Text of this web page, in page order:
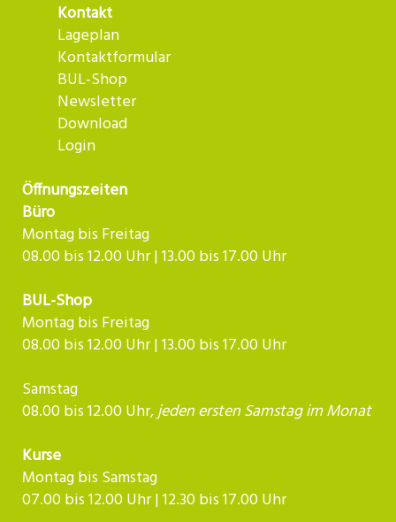
Kontakt
Lageplan
Kontaktformular
BUL-Shop
Newsletter
Download
Login
Öffnungszeiten
Büro
Montag bis Freitag
08.00 bis 12.00 Uhr | 13.00 bis 17.00 Uhr
BUL-Shop
Montag bis Freitag
08.00 bis 12.00 Uhr | 13.00 bis 17.00 Uhr
Samstag
08.00 bis 12.00 Uhr,jeden ersten Samstag im Monat
Kurse
Montag bis Samstag
07.00 bis 12.00 Uhr | 12.30 bis 17.00 Uhr​​​​​​